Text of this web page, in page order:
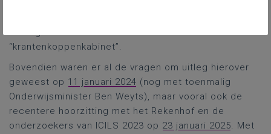
“krantenkoppenkabinet”.
Bovendien waren er al de vragen om uitleg hierover
geweest op 11 januari 2024 (nog met toenmalig
Onderwijsminister Ben Weyts), maar vooral ook de
recentere hoorzitting met het Rekenhof en de
onderzoekers van ICILS 2023 op 23 januari 2025. Met